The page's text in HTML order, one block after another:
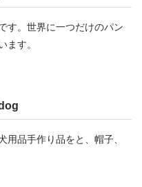
す。世界に一つだけのパン
ます。
品手作り品をと、帽子、